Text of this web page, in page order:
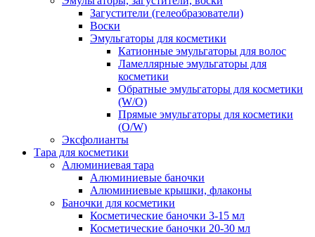
Загустители (гелеобразователи)
Воски
Эмульгаторы для косметики
Катионные эмульгаторы для волос
Ламеллярные эмульгаторы для
косметики
Обратные эмульгаторы для косметики
(W/O)
Прямые эмульгаторы для косметики
(O/W)
Эксфолианты
Тара для косметики
Алюминиевая тара
Алюминиевые баночки
Алюминиевые крышки, флаконы
Баночки для косметики
Косметические баночки 3-15 мл
Косметические баночки 20-30 мл